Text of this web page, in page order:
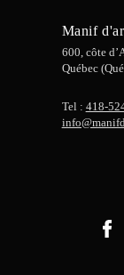
Manif
600, côte
Québec
Tel : 418-